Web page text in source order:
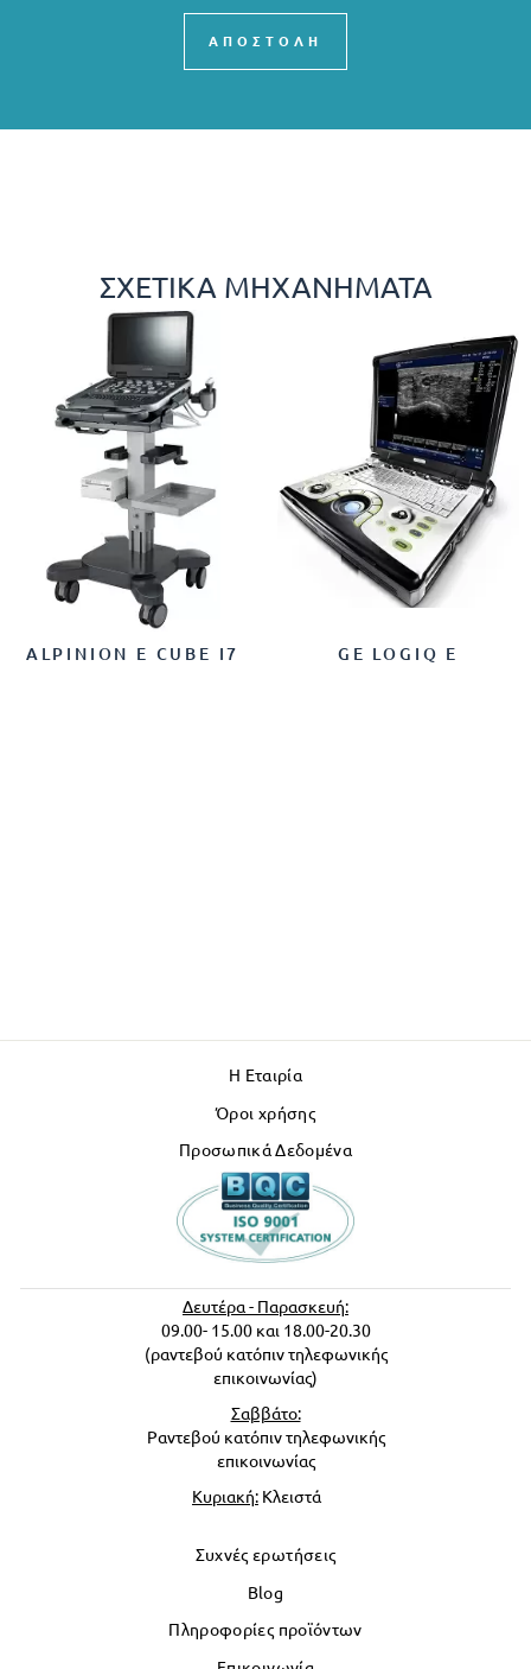
ΑΠΟΣΤΟΛΗ
ΣΧΕΤΙΚΆ ΜΗΧΑΝΉΜΑΤΑ
ALPINION E CUBE I7 GE LOGIQ E
Η Εταιρία
Όροι χρήσης
Προσωπικά Δεδομένα
Δευτέρα - Παρασκευή:
09.00- 15.00 και 18.00-20.30
(ραντεβού κατόπιν τηλεφωνικής
επικοινωνίας)
Σαββάτο:
Ραντεβού κατόπιν τηλεφωνικής
επικοινωνίας
Κυριακή: Κλειστά
Συχνές ερωτήσεις
Blog
Πληροφορίες προϊόντων